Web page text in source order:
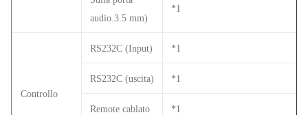
audio.3.5 mm)
*1
Controllo
RS232C (Input) *1
RS232C (uscita) *1
Remote cablato *1